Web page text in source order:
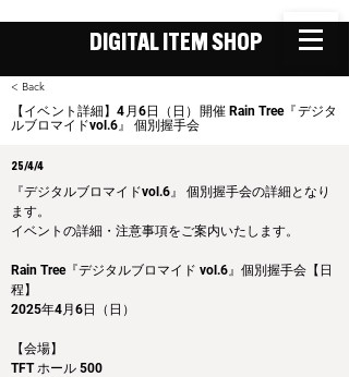
DIGITAL ITEM SHOP
< Back
【イベント詳細】4月6日（日）開催 Rain Tree『デジタ
ルブロマイドvol.6』 個別握手会
25/4/4
『デジタルブロマイドvol.6』 個別握手会の詳細となり
ます。
イベントの詳細・注意事項をご案内いたします。
Rain Tree『デジタルブロマイド vol.6』個別握手会【日
程】
2025年4月6日（日）
【会場】
TFT ホール 500